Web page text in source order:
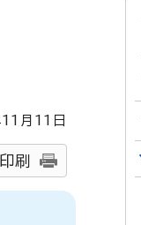
11 月 11 日
刷